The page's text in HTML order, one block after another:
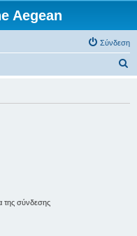
Aegean
Σύνδεση
της σύνδεσης